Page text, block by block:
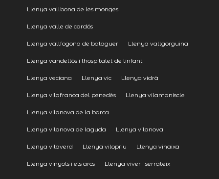
Llenya vallbona de les monges
Llenya valle de cardós
Llenya vallfogona de balaguer Llenya vallgorguina
Llenya vandellòs i lhospitalet de linfant
Llenya veciana Llenya vic Llenya vidrà
Llenya vilafranca del penedès Llenya vilamaniscle
Llenya vilanova de la barca
Llenya vilanova de laguda Llenya vilanova
Llenya vilaverd Llenya vilopriu Llenya vinaixa
Llenya vinyols i els arcs Llenya viver i serrateix